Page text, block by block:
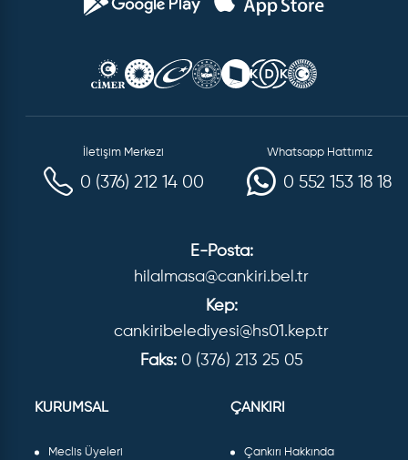
İletişim Merkezi
0 (376) 212 14 00
Whatsapp Hattımız
0 552 153 18 18
E-Posta:
hilalmasa@cankiri.bel.tr
Kep:
cankiribelediyesi@hs01.kep.tr
Faks: 0 (376) 213 25 05
KURUMSAL
Meclis Üyeleri
ÇANKIRI
Çankırı Hakkında